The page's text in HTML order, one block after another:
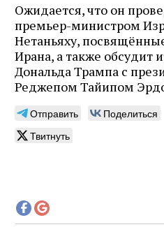
Ожидается, что он
премьер-министром
Нетаньяху,
Ирана, а также обсудит
Дональда Трампа с
Реджепом Тайипом
Отправить Поделиться
Твитнуть